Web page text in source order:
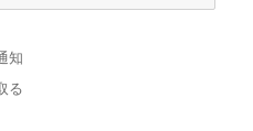
知
る